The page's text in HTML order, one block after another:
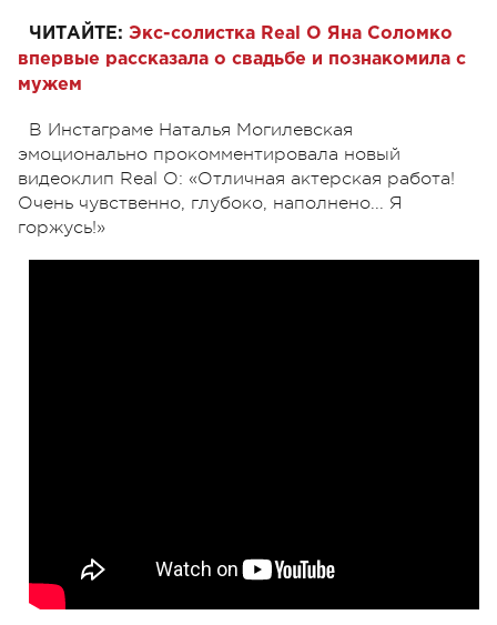
ЧИТАЙТЕ: Экс-солистка Real O Яна Соломко
впервые рассказала о свадьбе и познакомила с
мужем
В Инстаграме Наталья Могилевская
эмоционально прокомментировала новый
видеоклип Real O: «Отличная актерская работа!
Очень чувственно, глубоко, наполнено... Я
горжусь!»